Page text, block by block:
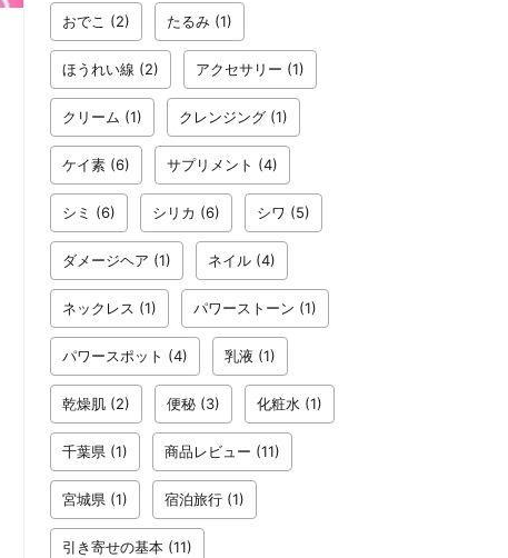
おでこ (2) たるみ (1)
ほうれい線 (2) アクセサリー (1)
クリーム (1) クレンジング (1)
ケイ素 (6) サプリメント (4)
シミ (6) シリカ (6) シワ (5)
ダメージヘア (1) ネイル (4)
ネックレス (1) パワーストーン (1)
パワースポット (4) 乳液 (1)
乾燥肌 (2) 便秘 (3) 化粧水 (1)
千葉県 (1) 商品レビュー (11)
宮城県 (1) 宿泊旅行 (1)
引き寄せの基本 (11)